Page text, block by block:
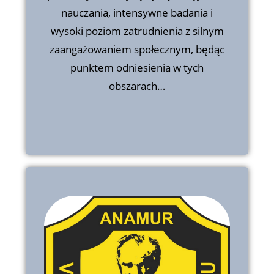
nauczania, intensywne badania i
wysoki poziom zatrudnienia z silnym
zaangażowaniem społecznym, będąc
punktem odniesienia w tych
obszarach…
obszarach, zgodnie z różnymi
globalnymi wskaźnikami. W rankingu
QS World University Rankings 2021,
UAM drugi rok z rzędu plasuje się
wśród 200 najlepszych uniwersytetów
na świecie…
Vakifbank Ataturk Secondary
School